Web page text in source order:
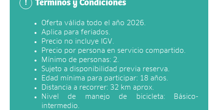
! Términos y Condiciones
Oferta válida todo el año 2026.
Aplica para feriados.
Precio no incluye IGV.
Precio por persona en servicio compartido.
Mínimo de personas: 2.
Sujeto a disponibilidad previa reserva.
Edad mínima para participar: 18 años.
Distancia a recorrer: 32 km aprox.
Nivel de manejo de bicicleta: Básico-
intermedio.